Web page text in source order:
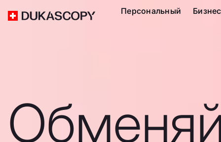
Персональный Бизнес